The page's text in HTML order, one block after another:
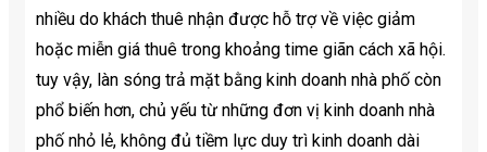
nhiều do khách thuê nhận được hỗ trợ về việc giảm
hoặc miễn giá thuê trong khoảng time giãn cách xã hội.
tuy vậy, làn sóng trả mặt bằng kinh doanh nhà phố còn
phổ biến hơn, chủ yếu từ những đơn vị kinh doanh nhà
phố nhỏ lẻ, không đủ tiềm lực duy trì kinh doanh dài